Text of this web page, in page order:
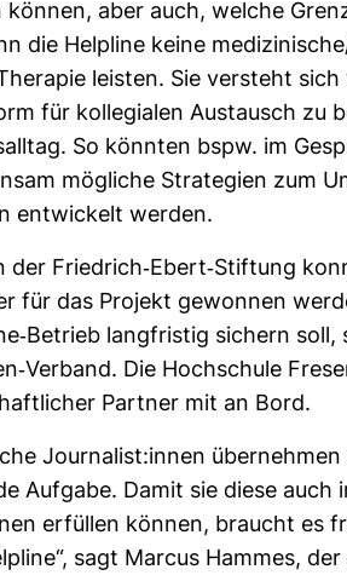
können, aber auch, welche
die Hel­pline keine
leisten. Sie ver­steht
für kol­le­gialen Aus­tausch zu
So könnten bspw. im
mög­liche Stra­te­gien zum
ent­wi­ckelt werden.
der Fried­rich-​Ebert-​Stif­tung
für das Pro­jekt gewonnen
​Betrieb lang­fristig sichern soll,
​Ver­band. Die Hoch­schule
Partner mit an Bord.
Jour­na­list:innen
Auf­gabe. Damit sie diese
erfüllen können, braucht es
sagt Marcus Hammes,